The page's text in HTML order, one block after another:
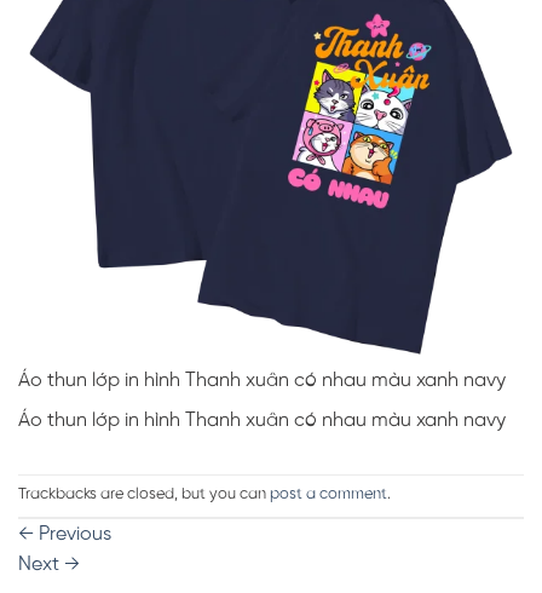
Áo thun lớp in hình Thanh xuân có nhau màu xanh navy
Áo thun lớp in hình Thanh xuân có nhau màu xanh navy
Trackbacks are closed, but you can post a comment.
← Previous
Next →